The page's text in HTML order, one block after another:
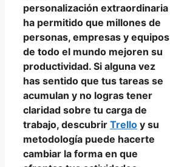
personalización extraordinaria
ha permitido que millones de
personas, empresas y equipos
de todo el mundo mejoren su
productividad. Si alguna vez
has sentido que tus tareas se
acumulan y no logras tener
claridad sobre tu carga de
trabajo, descubrir Trello y su
metodología puede hacerte
cambiar la forma en que